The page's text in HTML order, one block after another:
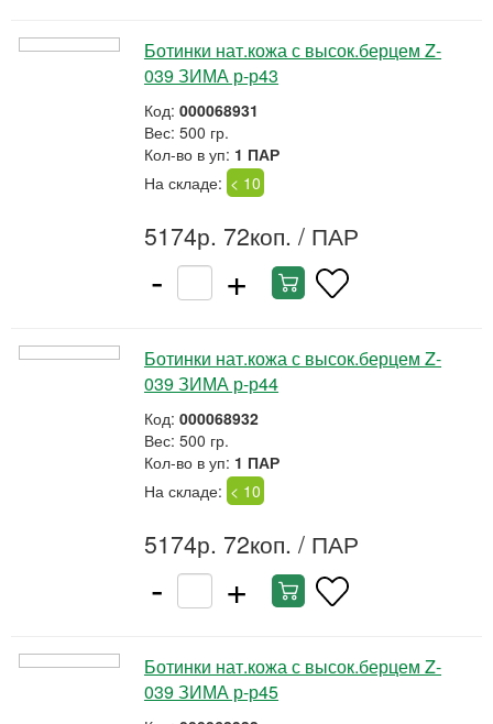
Ботинки нат.кожа с высок.берцем Z-
039 ЗИМА р-р43
Код: 000068931
Вес: 500 гр.
Кол-во в уп: 1 ПАР
На складе: < 10
5174р. 72коп. / ПАР
- +
Ботинки нат.кожа с высок.берцем Z-
039 ЗИМА р-р44
Код: 000068932
Вес: 500 гр.
Кол-во в уп: 1 ПАР
На складе: < 10
5174р. 72коп. / ПАР
- +
Ботинки нат.кожа с высок.берцем Z-
039 ЗИМА р-р45